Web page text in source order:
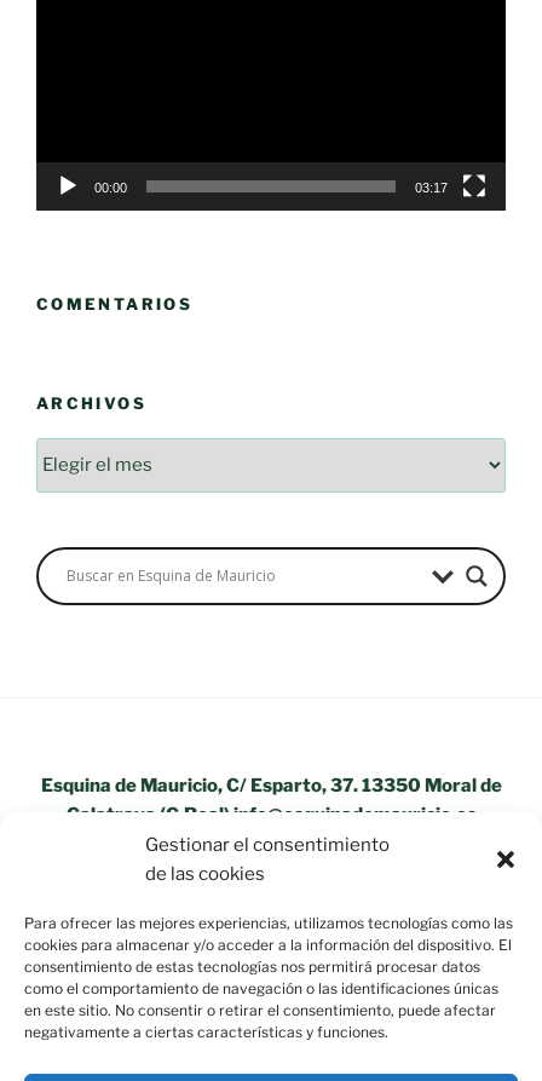
Gestionar el consentimiento
de las cookies
Para ofrecer las mejores experiencias, utilizamos tecnologías como las
cookies para almacenar y/o acceder a la información del dispositivo. El
consentimiento de estas tecnologías nos permitirá procesar datos
como el comportamiento de navegación o las identificaciones únicas
en este sitio. No consentir o retirar el consentimiento, puede afectar
negativamente a ciertas características y funciones.
00:00 03:17
COMENTARIOS
ARCHIVOS
Esquina de Mauricio, C/ Esparto, 37. 13350 Moral de
Calatrava (C.Real) info@esquinademauricio.es
«Aviso Legal»